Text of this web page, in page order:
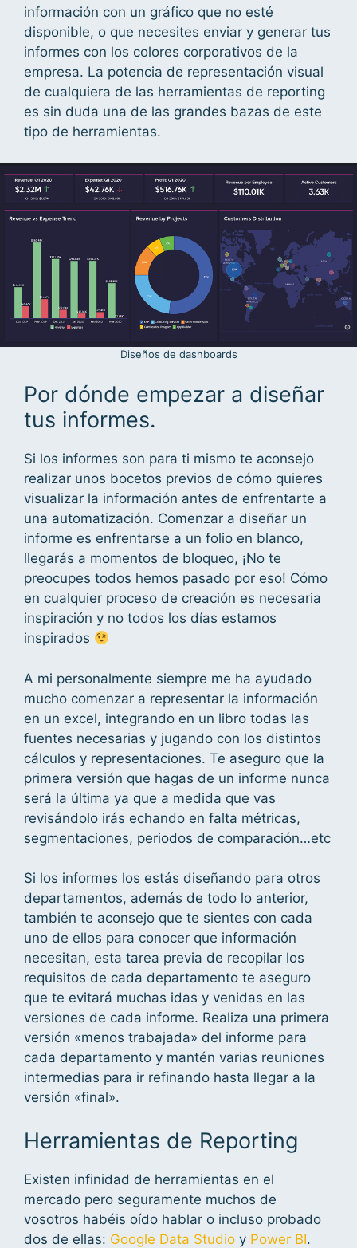
información con un gráfico que no esté
disponible, o que necesites enviar y generar tus
informes con los colores corporativos de la
empresa. La potencia de representación visual
de cualquiera de las herramientas de reporting
es sin duda una de las grandes bazas de este
tipo de herramientas.
Diseños de dashboards
Por dónde empezar a diseñar
tus informes.
Si los informes son para ti mismo te aconsejo
realizar unos bocetos previos de cómo quieres
visualizar la información antes de enfrentarte a
una automatización. Comenzar a diseñar un
informe es enfrentarse a un folio en blanco,
llegarás a momentos de bloqueo, ¡No te
preocupes todos hemos pasado por eso! Cómo
en cualquier proceso de creación es necesaria
inspiración y no todos los días estamos
inspirados
A mi personalmente siempre me ha ayudado
mucho comenzar a representar la información
en un excel, integrando en un libro todas las
fuentes necesarias y jugando con los distintos
cálculos y representaciones. Te aseguro que la
primera versión que hagas de un informe nunca
será la última ya que a medida que vas
revisándolo irás echando en falta métricas,
segmentaciones, periodos de comparación…etc
Si los informes los estás diseñando para otros
departamentos, además de todo lo anterior,
también te aconsejo que te sientes con cada
uno de ellos para conocer que información
necesitan, esta tarea previa de recopilar los
requisitos de cada departamento te aseguro
que te evitará muchas idas y venidas en las
versiones de cada informe. Realiza una primera
versión «menos trabajada» del informe para
cada departamento y mantén varias reuniones
intermedias para ir refinando hasta llegar a la
versión «final».
Herramientas de Reporting
Existen infinidad de herramientas en el
mercado pero seguramente muchos de
vosotros habéis oído hablar o incluso probado
dos de ellas: Google Data Studio y Power BI.